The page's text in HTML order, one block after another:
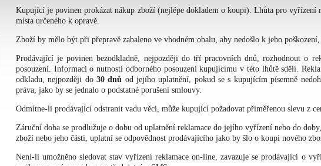
Kupující je povinen prokázat nákup zboží (nejlépe dokladem o koupi). Lhůta pro vyřízení
místa určeného k opravě.
Zboží by mělo být při přepravě zabaleno ve vhodném obalu, aby nedošlo k jeho
Prodávající je povinen bezodkladně, nejpozději do tří pracovních dnů, rozhodnout o
posouzení. Informaci o nutnosti odborného posouzení kupujícímu v této lhůtě sdělí.
odkladu, nejpozději do30 dnů od jejího uplatnění, pokud se s kupujícím písemně
práva, jako by se jednalo o podstatné porušení smlouvy.
Odmítne-li prodávající odstranit vadu věci, může kupující požadovat přiměřenou slevu z
Záruční doba se prodlužuje o dobu od uplatnění reklamace do jejího vyřízení nebo do
zboží nebo jeho části, uplatní se odpovědnost prodávajícího jako by šlo o koupi nového
Není-li umožněno sledovat stav vyřízení reklamace on-line, zavazuje se prodávající o